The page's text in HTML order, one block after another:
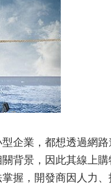
企業，都想透過網
背景，因此其線上
握，開發商因人力